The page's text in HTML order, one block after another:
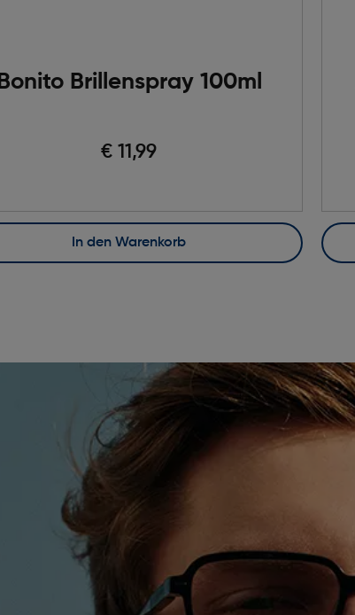
Bonito Brillenspray 100ml
€ 11,99
In den Warenkorb